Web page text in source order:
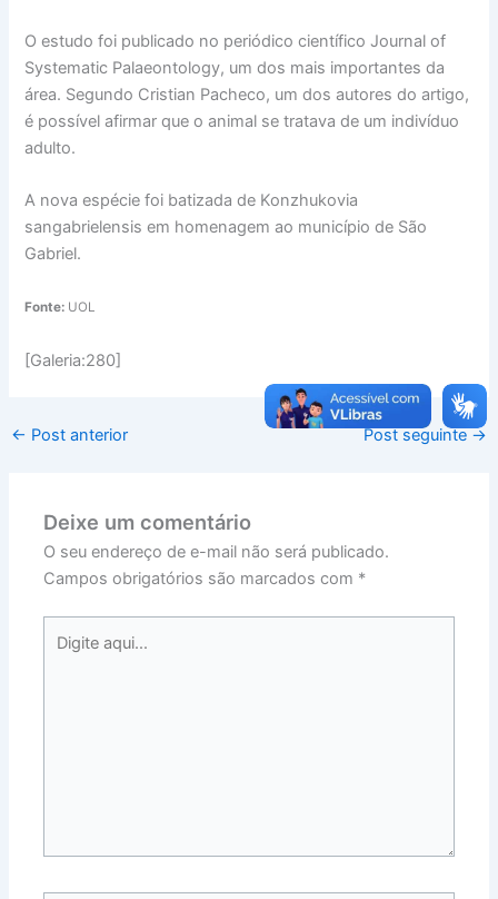
O estudo foi publicado no periódico científico Journal of
Systematic Palaeontology, um dos mais importantes da
área. Segundo Cristian Pacheco, um dos autores do artigo,
é possível afirmar que o animal se tratava de um indivíduo
adulto.
A nova espécie foi batizada de Konzhukovia
sangabrielensis em homenagem ao município de São
Gabriel.
Fonte: UOL
[Galeria:280]
← Post anterior Post seguinte →
Deixe um comentário
O seu endereço de e-mail não será publicado.
Campos obrigatórios são marcados com *
aqui...